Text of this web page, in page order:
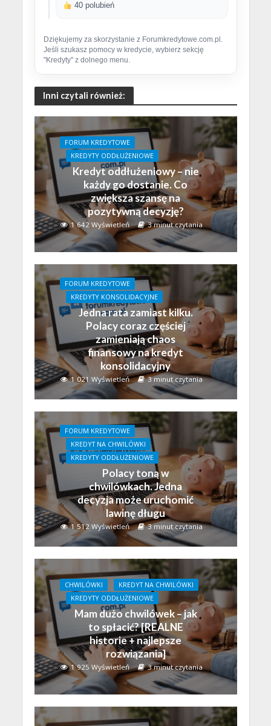
40 polubień
Dziękujemy za skorzystanie z Forumkredytowe.com.pl.
Jeśli szukasz pomocy w kredycie, wybierz sekcję
"Kredyty" z dolnego menu.
Inni czytali również:
FORUM KREDYTOWE
KREDYTY ODDŁUŻENIOWE
Kredyt oddłużeniowy – nie
każdy go dostanie. Co
zwiększa szansę na
pozytywną decyzję?
1 642 Wyświetleń 3 minut czytania
FORUM KREDYTOWE
KREDYTY KONSOLIDACYJNE
Jedna rata zamiast kilku.
Polacy coraz częściej
zamieniają chaos
finansowy na kredyt
konsolidacyjny
1 021 Wyświetleń 3 minut czytania
FORUM KREDYTOWE
KREDYT NA CHWILÓWKI
KREDYTY ODDŁUŻENIOWE
Polacy toną w
chwilówkach. Jedna
decyzja może uruchomić
lawinę długu
1 512 Wyświetleń 3 minut czytania
CHWILÓWKI
KREDYT NA CHWILÓWKI
KREDYTY ODDŁUŻENIOWE
Mam dużo chwilówek – jak
to spłacić? [REALNE
historie + najlepsze
rozwiązania]
1 925 Wyświetleń 3 minut czytania